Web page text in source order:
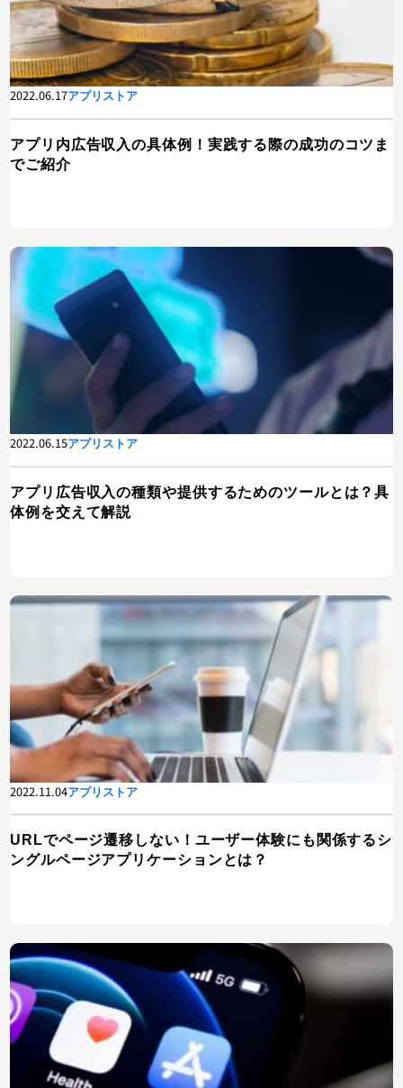
2022.06.17アプリストア
アプリ内広告収入の具体例！実践する際の成功のコツま
でご紹介
2022.06.15アプリストア
アプリ広告収入の種類や提供するためのツールとは？具
体例を交えて解説
2022.11.04アプリストア
URLでページ遷移しない！ユーザー体験にも関係するシ
ングルページアプリケーションとは？